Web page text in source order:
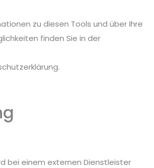
zu diesen Tools und über Ihre
finden Sie in der
bei einem externen Dienstleister